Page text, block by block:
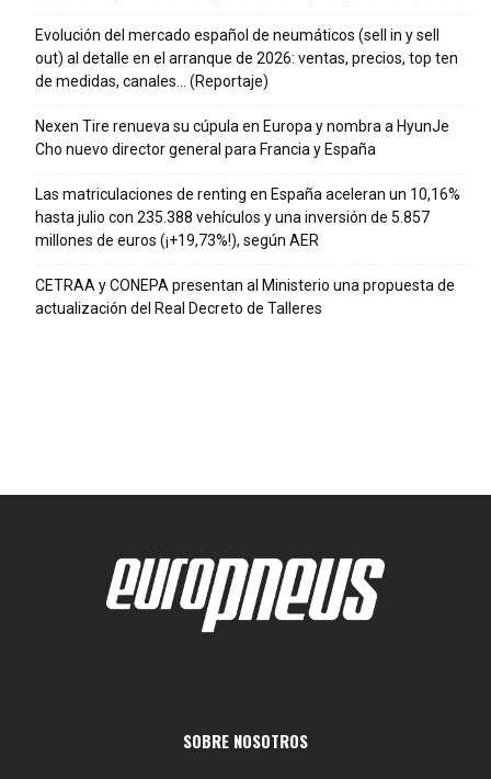
Evolución del mercado español de neumáticos (sell in y sell
out) al detalle en el arranque de 2026: ventas, precios, top ten
de medidas, canales… (Reportaje)
Nexen Tire renueva su cúpula en Europa y nombra a HyunJe
Cho nuevo director general para Francia y España
Las matriculaciones de renting en España aceleran un 10,16%
hasta julio con 235.388 vehículos y una inversión de 5.857
millones de euros (¡+19,73%!), según AER
CETRAA y CONEPA presentan al Ministerio una propuesta de
actualización del Real Decreto de Talleres
SOBRE NOSOTROS